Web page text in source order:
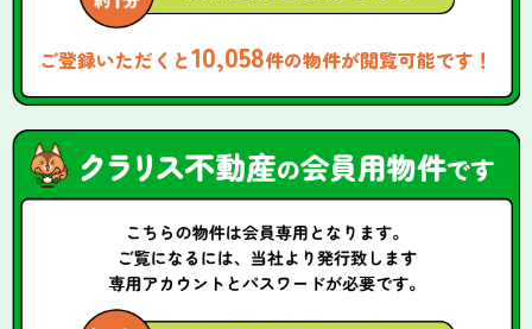
ご登録いただくと10,058件の物件が閲覧可能です！